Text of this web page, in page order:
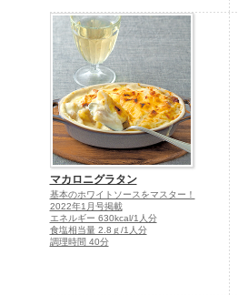
マカロニグラタン
基本のホワイトソースをマスター！
2022年1月号掲載
エネルギー 630kcal/1人分
食塩相当量 2.8ｇ/1人分
調理時間 40分